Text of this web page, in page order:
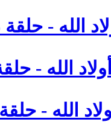
- حلقة 16 ديسمبر 2011
- حلقة 28 أكتوبر
- حلقة 11 نوفمبر 2011